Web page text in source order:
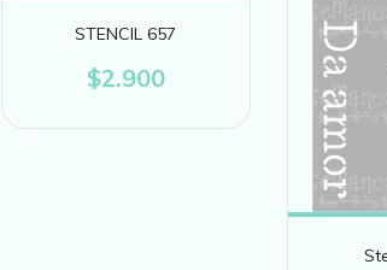
STENCIL 657
$2.900